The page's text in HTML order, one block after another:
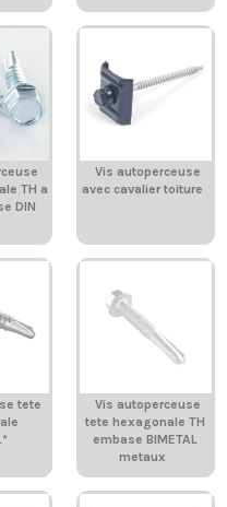
TH a
DIN
Vis autoperceuse
avec cavalier toiture
tete
Vis autoperceuse
tete hexagonale TH
embase BIMETAL
metaux